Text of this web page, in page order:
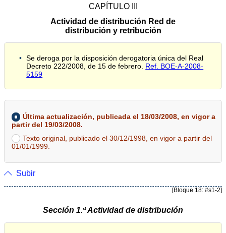
CAPÍTULO III
Actividad de distribución Red de
distribución y retribución
Se deroga por la disposición derogatoria única del Real
Decreto 222/2008, de 15 de febrero. Ref. BOE-A-2008-
5159
Última actualización, publicada el 18/03/2008, en vigor a
partir del 19/03/2008.
Texto original, publicado el 30/12/1998, en vigor a partir del
01/01/1999.
Subir
[Bloque 18: #s1-2]
Sección 1.ª Actividad de distribución